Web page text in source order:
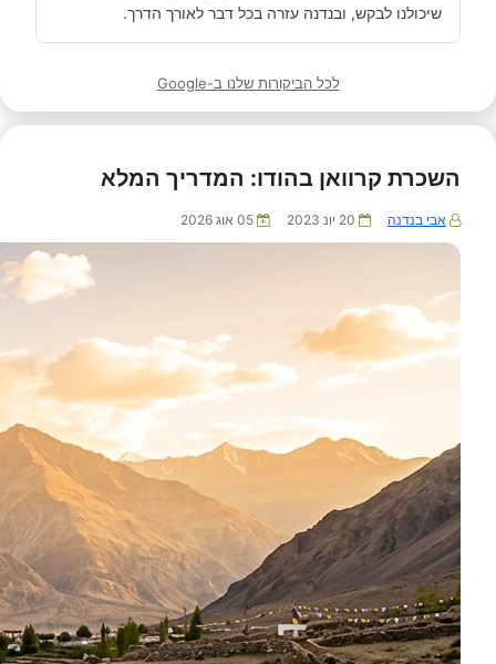
שיכולנו לבקש, ובנדנה עזרה בכל דבר לאורך הדרך.
לכל הביקורות שלנו ב-Google
השכרת קרוואן בהודו: המדריך המלא
אבי בנדנה 20 יונ 2023 05 אוג 2026